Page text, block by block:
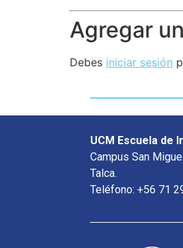
Agregar
Debes iniciar sesión
UCM Escuela de
Campus San
Talca.
Teléfono: +56 71